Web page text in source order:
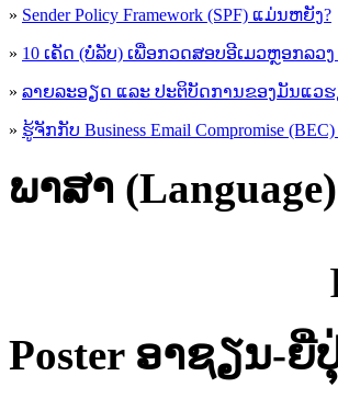
» Sender Policy Framework (SPF) ແມ່ນຫຍັງ?
» 10 ເຄັດ (ບໍ່ລັບ) ເພື່ອກວດສອບອີເມວຫຼອກລວງ
» ລາຍລະອຽດ ແລະ ປະຕິບັດການຂອງມັນແວຮຽ
» ຮູ້​ຈັກກັບ​ Business Email Compromise
ພາສາ (Language)
Poster ອາຊຽນ-ຍີ່